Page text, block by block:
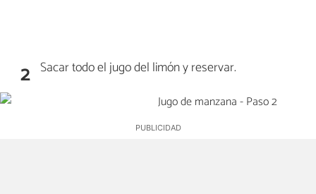
2 Sacar todo el jugo del limón y reservar.